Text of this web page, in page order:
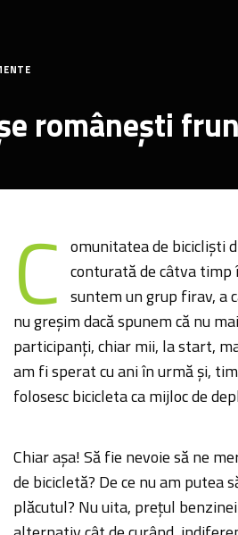
românești
C omunitatea de bicicliști
conturată de câtva timp
suntem un grup firav, a
nu greșim dacă spunem că nu
participanți, chiar mii, la start,
am fi sperat cu ani în urmă și,
folosesc bicicleta ca mijloc de
Chiar așa! Să fie nevoie să ne
de bicicletă? De ce nu am putea
plăcutul? Nu uita, prețul